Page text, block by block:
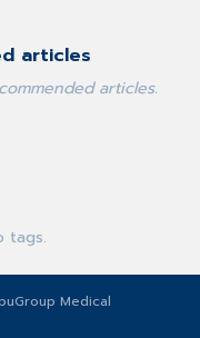
articles
articles.
tags.
Medical